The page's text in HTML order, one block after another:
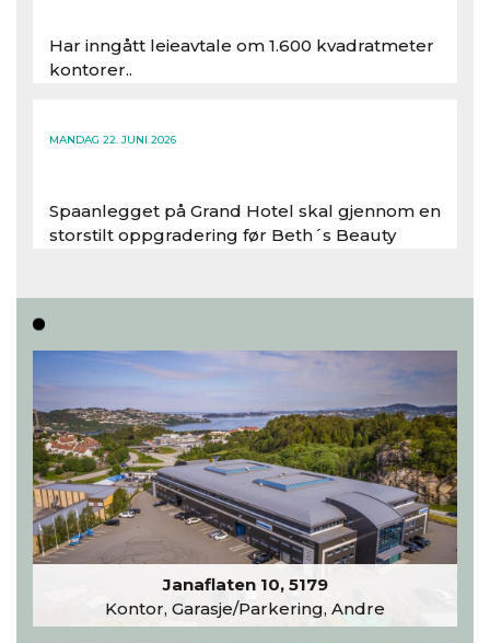
Har inngått leieavtale om 1.600 kvadratmeter
kontorer..
MANDAG 22. JUNI 2026
Spaanlegget på Grand Hotel skal gjennom en
storstilt oppgradering før Beth´s Beauty
Les hele artikkelen
Janaflaten 10, 5179
Kontor, Garasje/Parkering, Andre